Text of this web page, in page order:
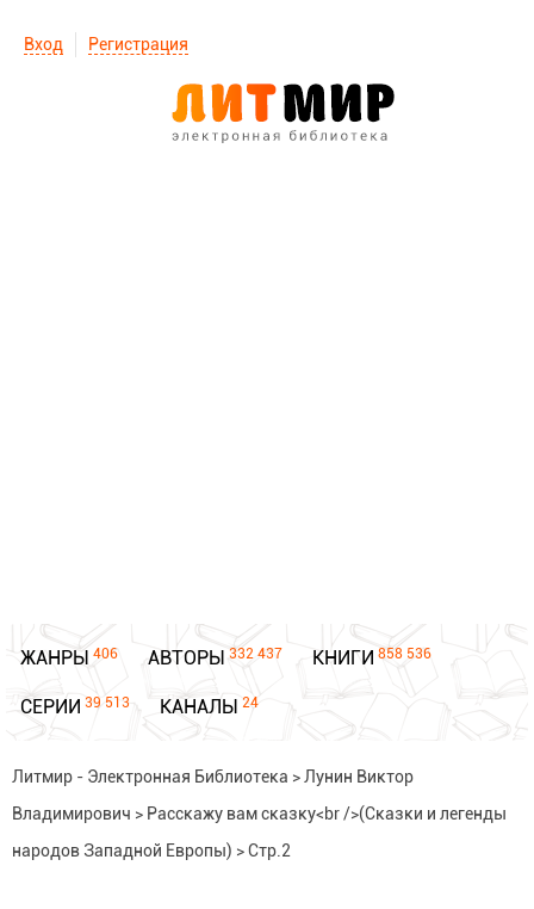
Вход Регистрация
ЖАНРЫ 406 АВТОРЫ 332 437 КНИГИ 858 536
СЕРИИ 39 513 КАНАЛЫ 24
Литмир - Электронная Библиотека > Лунин Виктор
Владимирович > Расскажу вам сказку<br />(Сказки и легенды
народов Западной Европы) >Стр.2